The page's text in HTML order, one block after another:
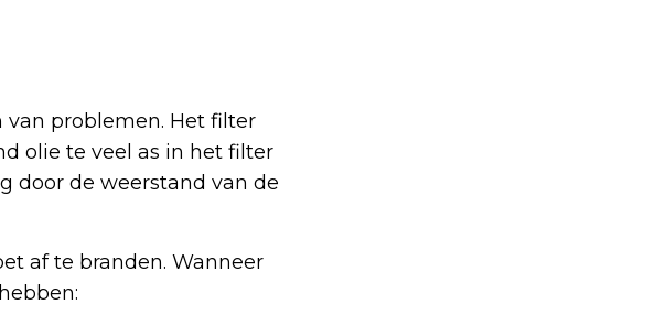
problemen. Het filter
olie te veel as in het filter
door de weerstand van de
af te branden. Wanneer